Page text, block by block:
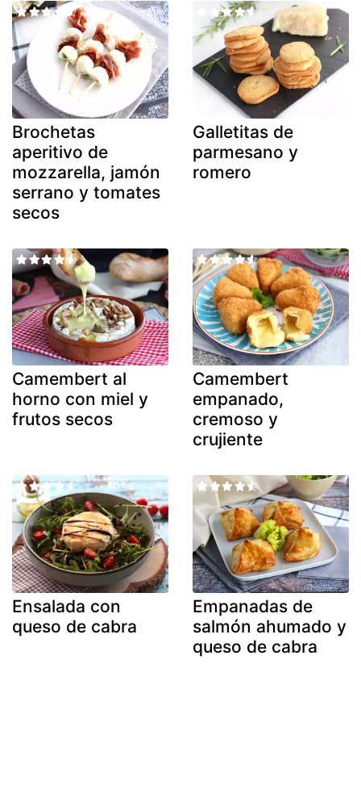
Brochetas
aperitivo de
mozzarella, jamón
serrano y tomates
secos
Galletitas de
parmesano y
romero
Camembert al
horno con miel y
frutos secos
Camembert
empanado,
cremoso y
crujiente
Ensalada con
queso de cabra
Empanadas de
salmón ahumado y
queso de cabra